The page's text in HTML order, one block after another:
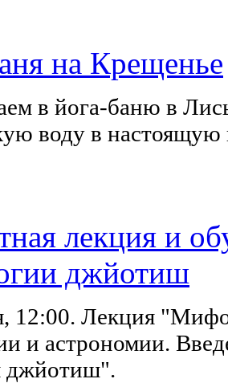
на Крещенье
в йога-баню в
воду в настоящую
лекция и
джйотиш
12:00. Лекция
и астрономии.
джйотиш".